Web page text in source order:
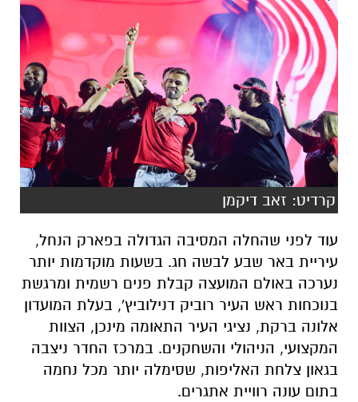
קרדיט: זאב דיקמן
עוד לפני שהחלה המסיבה הגדולה בפארק הנחל,
עיריית באר שבע לבשה חג. בשעות מוקדמות יותר
נערכה באולם המועצה קבלת פנים רשמית ומרגשת
אלונה ברקת, נציגי העיר התאומה מינכן, הצוות
המקצועי, הניהולי והשחקנים. במרכז החדר ניצבה
בגאון צלחת האליפות, שסימלה יותר מכל נחמה
בתום עונה רוויית אתגרים.
ראש העיר, רוביק דנילוביץ', נשא נאום נוגע ללב
שבו הדגיש את חשיבות ההישג דווקא בשנה כה
קשה שעברה על המדינה, תוך שהוא משבח את